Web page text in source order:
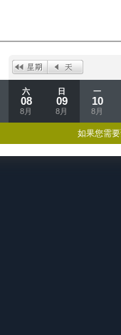
六
08
8月
日
09
8月
一
10
8月
如果您需